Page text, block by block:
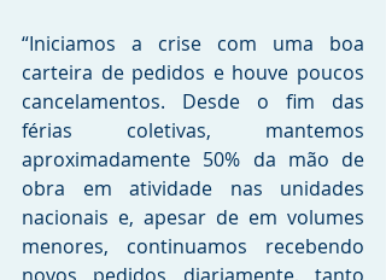
“Iniciamos a crise com uma boa
carteira de pedidos e houve poucos
cancelamentos. Desde o fim das
férias coletivas, mantemos
aproximadamente 50% da mão de
obra em atividade nas unidades
nacionais e, apesar de em volumes
menores, continuamos recebendo